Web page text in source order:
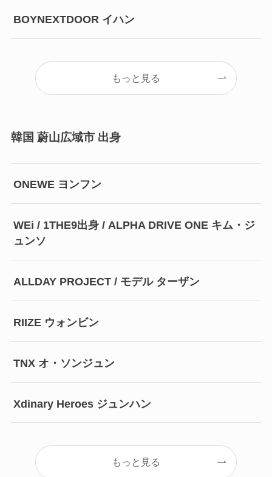
BOYNEXTDOOR イハン
もっと見る
韓国 蔚山広域市 出身
ONEWE ヨンフン
WEi / 1THE9出身 / ALPHA DRIVE ONE キム・ジ
ュンソ
ALLDAY PROJECT / モデル ターザン
RIIZE ウォンビン
TNX オ・ソンジュン
Xdinary Heroes ジュンハン
もっと見る